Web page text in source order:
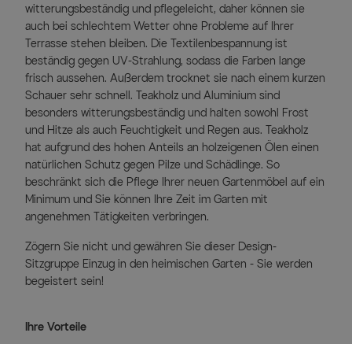
witterungsbeständig und pflegeleicht, daher können sie
auch bei schlechtem Wetter ohne Probleme auf Ihrer
Terrasse stehen bleiben. Die Textilenbespannung ist
beständig gegen UV-Strahlung, sodass die Farben lange
frisch aussehen. Außerdem trocknet sie nach einem kurzen
Schauer sehr schnell. Teakholz und Aluminium sind
besonders witterungsbeständig und halten sowohl Frost
und Hitze als auch Feuchtigkeit und Regen aus. Teakholz
hat aufgrund des hohen Anteils an holzeigenen Ölen einen
natürlichen Schutz gegen Pilze und Schädlinge. So
beschränkt sich die Pflege Ihrer neuen Gartenmöbel auf ein
Minimum und Sie können Ihre Zeit im Garten mit
angenehmen Tätigkeiten verbringen.
Zögern Sie nicht und gewähren Sie dieser Design-
Sitzgruppe Einzug in den heimischen Garten - Sie werden
begeistert sein!
Ihre Vorteile